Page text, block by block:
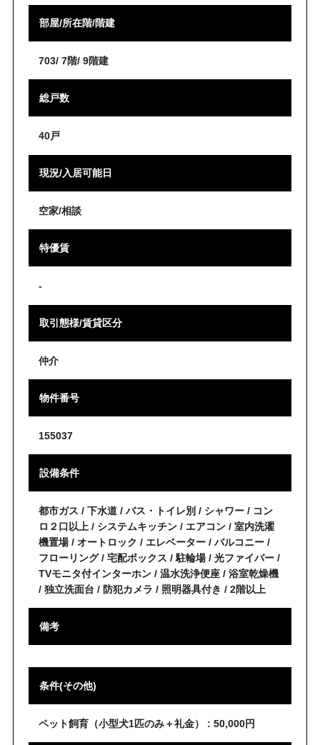
部屋/所在階/階建
703/ 7階/ 9階建
総戸数
40戸
現況/入居可能日
空家/相談
特優賃
-
取引態様/賃貸区分
仲介
物件番号
155037
設備条件
都市ガス / 下水道 / バス・トイレ別 / シャワー / コン
ロ２口以上 / システムキッチン / エアコン / 室内洗濯
機置場 / オートロック / エレベーター / バルコニー /
フローリング / 宅配ボックス / 駐輪場 / 光ファイバー /
TVモニタ付インターホン / 温水洗浄便座 / 浴室乾燥機
/ 独立洗面台 / 防犯カメラ / 照明器具付き / 2階以上
備考
条件(その他)
ペット飼育（小型犬1匹のみ＋礼金） : 50,000円